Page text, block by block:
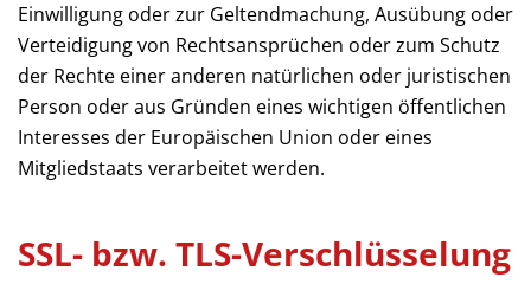
Einwilligung oder zur Geltendmachung, Ausübung oder
Verteidigung von Rechtsansprüchen oder zum Schutz
der Rechte einer anderen natürlichen oder juristischen
Person oder aus Gründen eines wichtigen öffentlichen
Interesses der Europäischen Union oder eines
Mitgliedstaats verarbeitet werden.
SSL- bzw. TLS-Verschlüsselung